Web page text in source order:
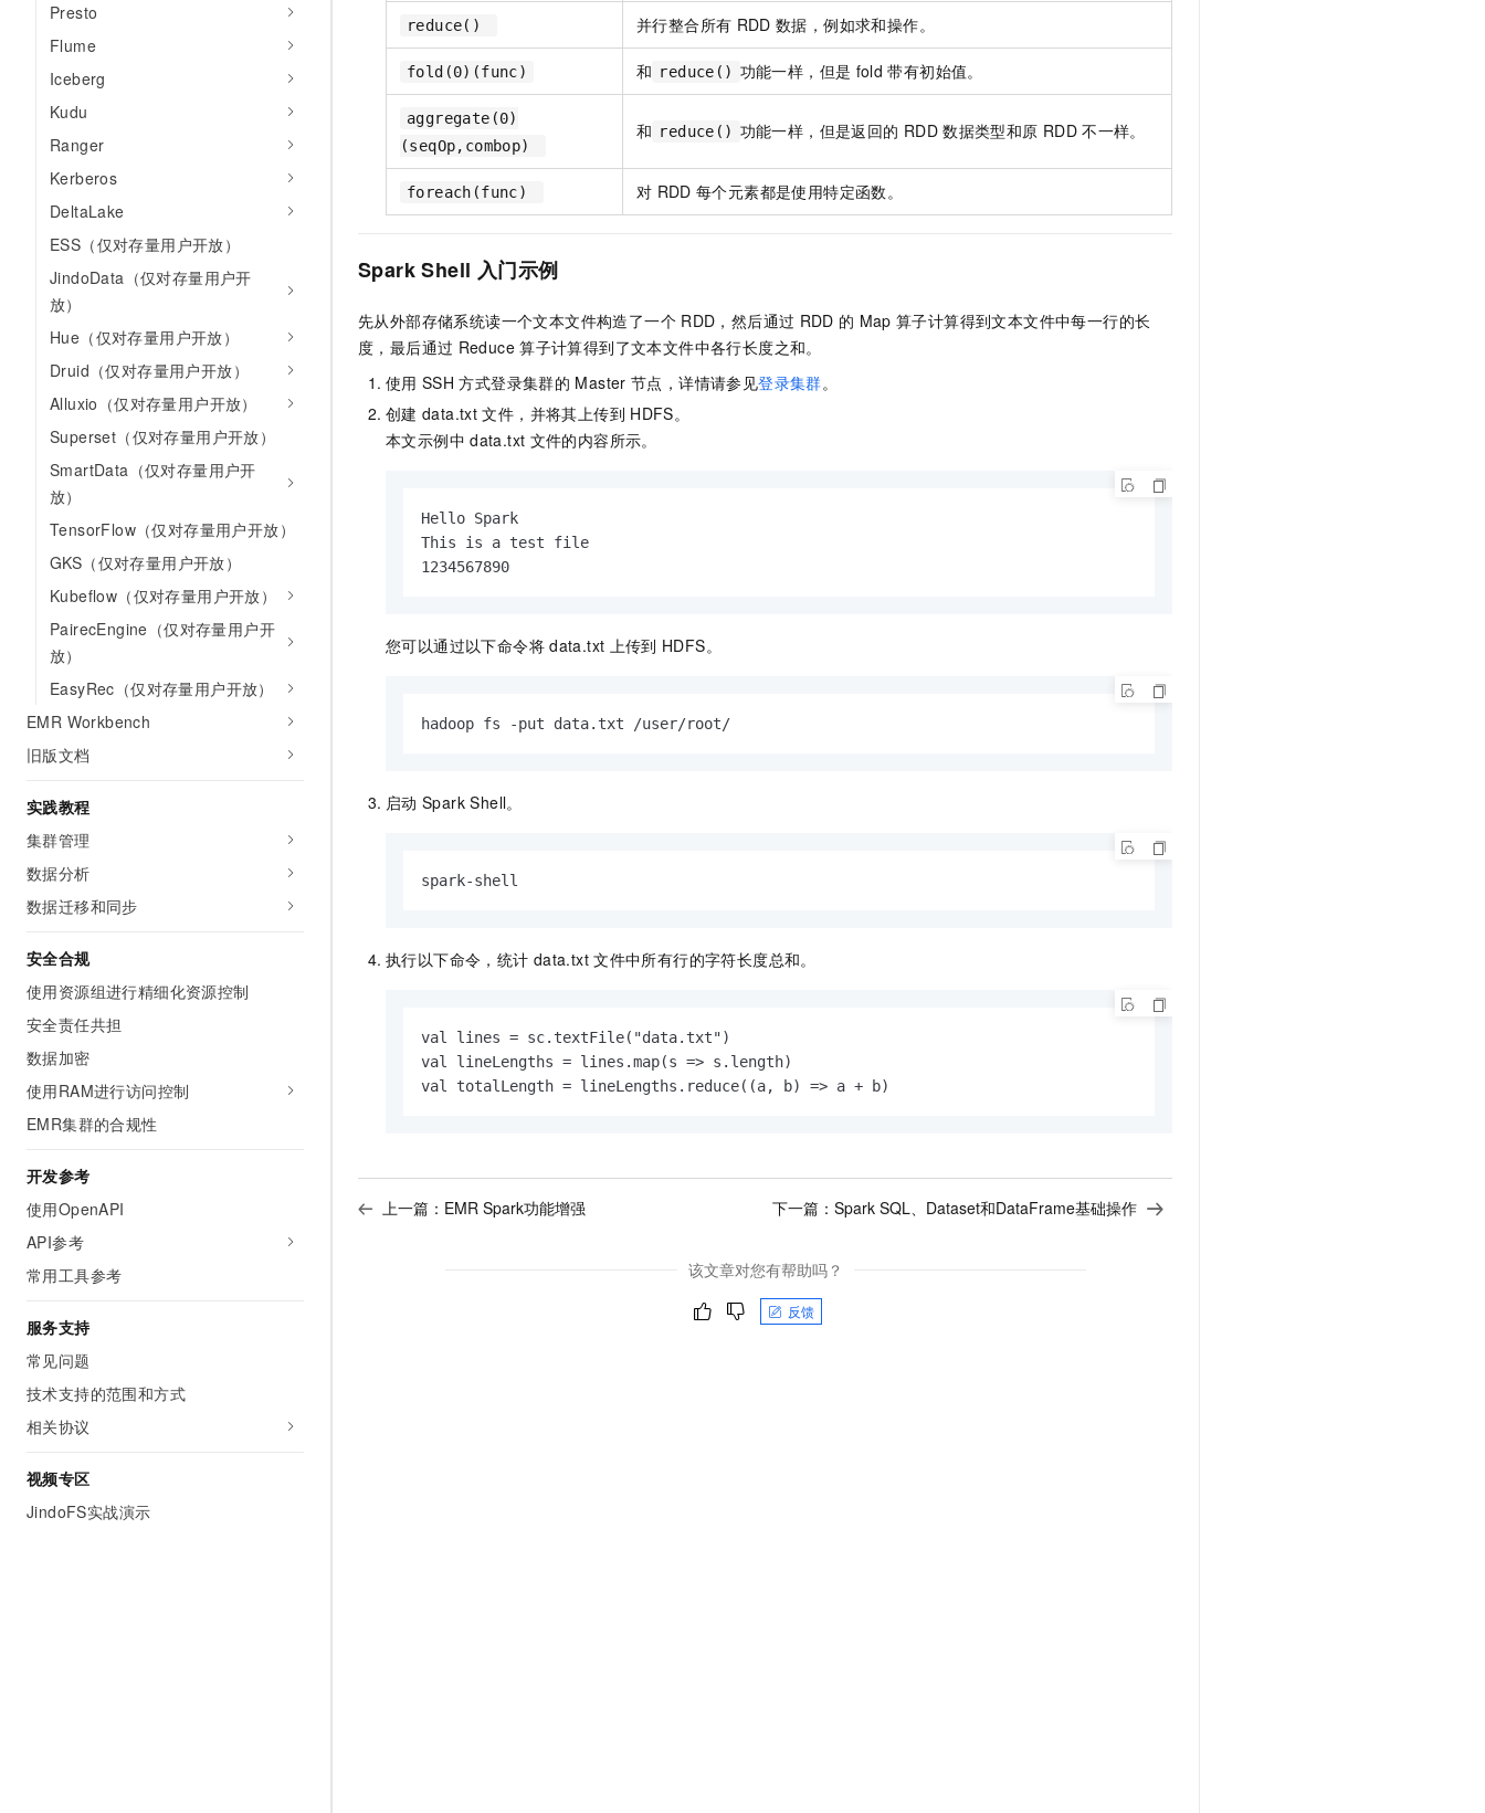
Presto
Flume
Iceberg
Kudu
Ranger
Kerberos
DeltaLake
ESS（仅对存量用户开放）
JindoData（仅对存量用户开
放）
Hue（仅对存量用户开放）
Druid（仅对存量用户开放）
Alluxio（仅对存量用户开放）
Superset（仅对存量用户开放）
SmartData（仅对存量用户开
放）
TensorFlow（仅对存量用户开放）
GKS（仅对存量用户开放）
Kubeflow（仅对存量用户开放）
PairecEngine（仅对存量用户开
放）
EasyRec（仅对存量用户开放）
EMR Workbench
旧版文档
实践教程
集群管理
数据分析
数据迁移和同步
安全合规
使用资源组进行精细化资源控制
安全责任共担
数据加密
使用RAM进行访问控制
EMR集群的合规性
开发参考
使用OpenAPI
API参考
常用工具参考
服务支持
常见问题
技术支持的范围和方式
相关协议
视频专区
JindoFS实战演示
reduce() 并行整合所有 RDD 数据，例如求和操作。
fold(0)(func) 和 reduce() 功能一样，但是 fold 带有初始值。
aggregate(0)
(seqOp,combop)
和 reduce() 功能一样，但是返回的 RDD 数据类型和原 RDD 不一样。
foreach(func) 对 RDD 每个元素都是使用特定函数。
Spark Shell 入门示例
先从外部存储系统读一个文本文件构造了一个 RDD，然后通过 RDD 的 Map 算子计算得到文本文件中每一行的长
度，最后通过 Reduce 算子计算得到了文本文件中各行长度之和。
使用 SSH 方式登录集群的 Master 节点，详情请参见登录集群。
创建 data.txt 文件，并将其上传到 HDFS。
本文示例中 data.txt 文件的内容所示。
Hello Spark
This is a test file
1234567890
您可以通过以下命令将 data.txt 上传到 HDFS。
hadoop fs -put data.txt /user/root/
启动 Spark Shell。
spark-shell
执行以下命令，统计 data.txt 文件中所有行的字符长度总和。
val lines = sc.textFile("data.txt")
val lineLengths = lines.map(s => s.length)
val totalLength = lineLengths.reduce((a, b) => a + b)
上一篇： EMR Spark功能增强 下一篇： Spark SQL、Dataset和DataFrame基础操作
该文章对您有帮助吗？
反馈